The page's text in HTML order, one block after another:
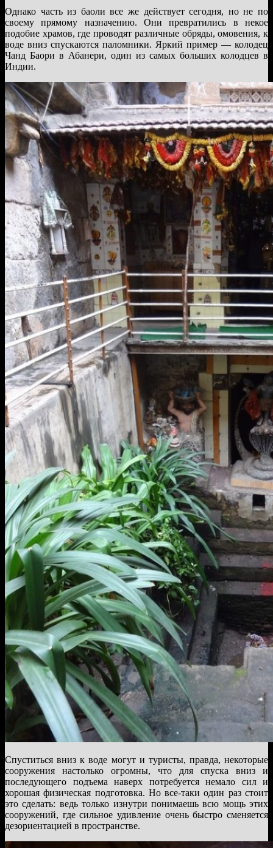
Однако часть из баоли все же действует сегодня, но не по
своему прямому назначению. Они превратились в некое
подобие храмов, где проводят различные обряды, омовения, к
воде вниз спускаются паломники. Яркий пример — колодец
Чанд Баори в Абанери, один из самых больших колодцев в
Индии.
Спуститься вниз к воде могут и туристы, правда, некоторые
сооружения настолько огромны, что для спуска вниз и
последующего подъема наверх потребуется немало сил и
хорошая физическая подготовка. Но все-таки один раз стоит
это сделать: ведь только изнутри понимаешь всю мощь этих
сооружений, где сильное удивление очень быстро сменяется
дезориентацией в пространстве.